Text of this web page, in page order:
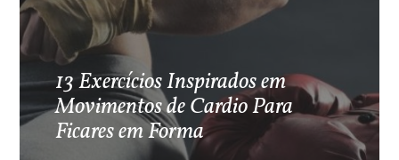
13 Exercícios Inspirados em
Movimentos de Cardio Para
Ficares em Forma